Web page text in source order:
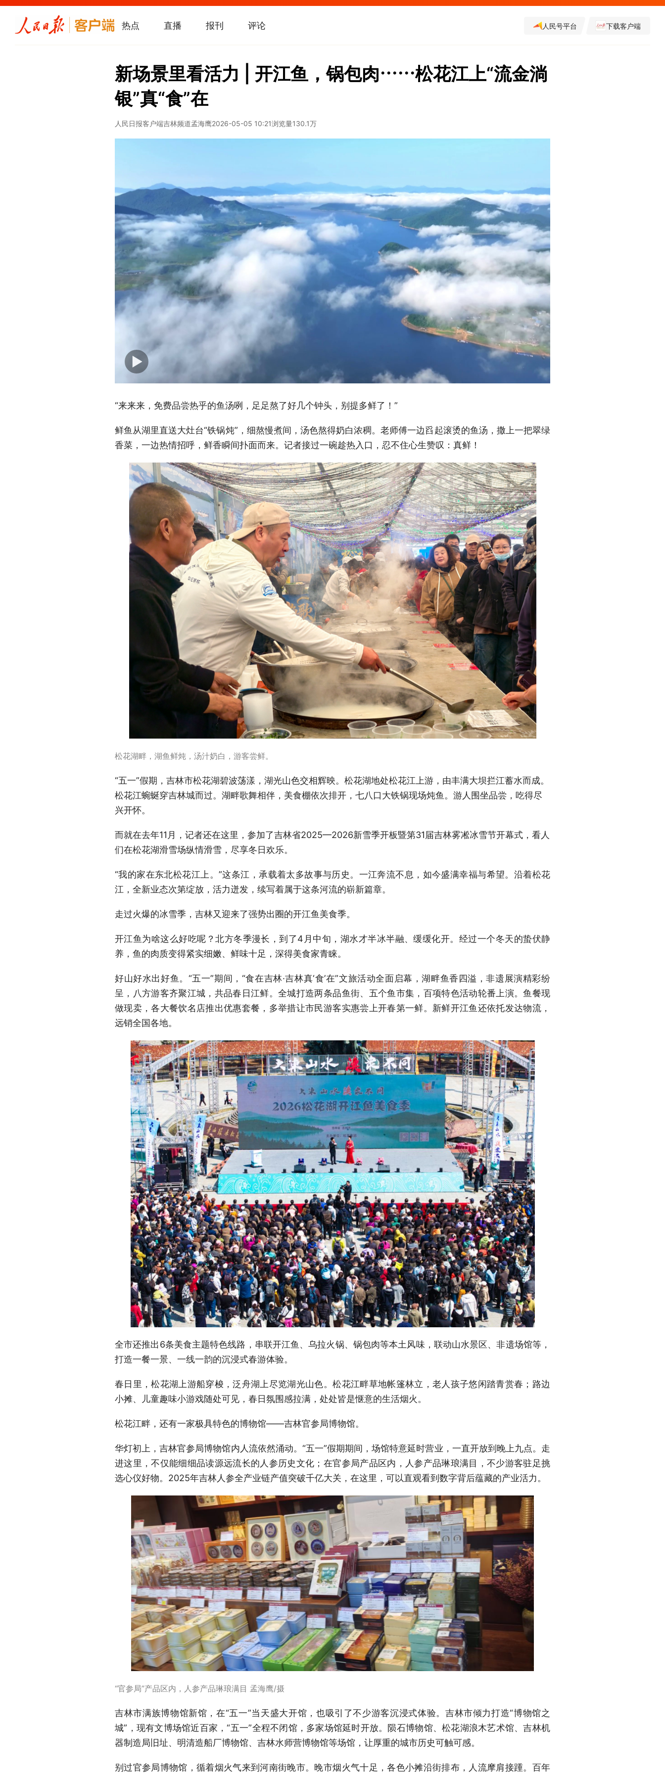
热点 直播 报刊 评论 人民号平台 下载客户端
新场景里看活力 | 开江鱼，锅包肉……松花江上“流金淌
银”真“食”在
人民日报客户端吉林频道孟海鹰2026-05-05 10:21浏览量130.1万
“来来来，免费品尝热乎的鱼汤咧，足足熬了好几个钟头，别提多鲜了！”
鲜鱼从湖里直送大灶台“铁锅炖”，细熬慢煮间，汤色熬得奶白浓稠。老师傅一边舀起滚烫的鱼汤，撒上一把翠绿
香菜，一边热情招呼，鲜香瞬间扑面而来。记者接过一碗趁热入口，忍不住心生赞叹：真鲜！
松花湖畔，湖鱼鲜炖，汤汁奶白，游客尝鲜。
“五一”假期，吉林市松花湖碧波荡漾，湖光山色交相辉映。 松花湖地处松花江上游，由丰满大坝拦江蓄水而成。
松花江蜿蜒穿吉林城而过。湖畔歌舞相伴，美食棚依次排开，七八口大铁锅现场炖鱼。游人围坐品尝，吃得尽
兴开怀。
而就在去年11月，记者还在这里，参加了吉林省2025—2026新雪季开板暨第31届吉林雾凇冰雪节开幕式，看人
们在松花湖滑雪场纵情滑雪，尽享冬日欢乐。
“我的家在东北松花江上。”这条江，承载着太多故事与历史。一江奔流不息，如今盛满幸福与希望。沿着松花
江，全新业态次第绽放，活力迸发，续写着属于这条河流的崭新篇章。
走过火爆的冰雪季，吉林又迎来了强势出圈的开江鱼美食季。
开江鱼为啥这么好吃呢？北方冬季漫长，到了4月中旬，湖水才半冰半融、缓缓化开。经过一个冬天的蛰伏静
养，鱼的肉质变得紧实细嫩、鲜味十足，深得美食家青睐。
好山好水出好鱼。“五一”期间，“食在吉林·吉林真‘食’在”文旅活动全面启幕，湖畔鱼香四溢，非遗展演精彩纷
呈，八方游客齐聚江城，共品春日江鲜。全城打造两条品鱼街、五个鱼市集，百项特色活动轮番上演。鱼餐现
做现卖，各大餐饮名店推出优惠套餐，多举措让市民游客实惠尝上开春第一鲜。新鲜开江鱼还依托发达物流，
远销全国各地。
全市还推出6条美食主题特色线路，串联开江鱼、乌拉火锅、锅包肉等本土风味，联动山水景区、非遗场馆等，
打造一餐一景、一线一韵的沉浸式春游体验。
春日里，松花湖上游船穿梭，泛舟湖上尽览湖光山色。松花江畔草地帐篷林立，老人孩子悠闲踏青赏春；路边
小摊、儿童趣味小游戏随处可见，春日氛围感拉满，处处皆是惬意的生活烟火。
松花江畔，还有一家极具特色的博物馆——吉林官参局博物馆。
华灯初上，吉林官参局博物馆内人流依然涌动。“五一”假期期间，场馆特意延时营业，一直开放到晚上九点。走
进这里，不仅能细细品读源远流长的人参历史文化；在官参局产品区内，人参产品琳琅满目，不少游客驻足挑
选心仪好物。2025年吉林人参全产业链产值突破千亿大关，在这里，可以直观看到数字背后蕴藏的产业活力。
“官参局”产品区内，人参产品琳琅满目 孟海鹰/摄
吉林市满族博物馆新馆，在“五一”当天盛大开馆，也吸引了不少游客沉浸式体验。吉林市倾力打造“博物馆之
城”，现有文博场馆近百家，“五一”全程不闭馆，多家场馆延时开放。陨石博物馆、松花湖浪木艺术馆、吉林机
器制造局旧址、明清造船厂博物馆、吉林水师营博物馆等场馆，让厚重的城市历史可触可感。
别过官参局博物馆，循着烟火气来到河南街晚市。晚市烟火气十足，各色小摊沿街排布，人流摩肩接踵。百年